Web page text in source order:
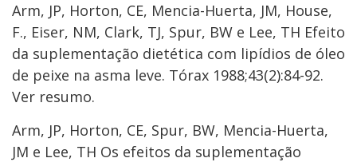
Arm, JP, Horton, CE, Mencia-Huerta, JM, House,
F., Eiser, NM, Clark, TJ, Spur, BW e Lee, TH Efeito
da suplementação dietética com lipídios de óleo
de peixe na asma leve. Tórax 1988;43(2):84-92.
Ver resumo.
Arm, JP, Horton, CE, Spur, BW, Mencia-Huerta,
JM e Lee, TH Os efeitos da suplementação